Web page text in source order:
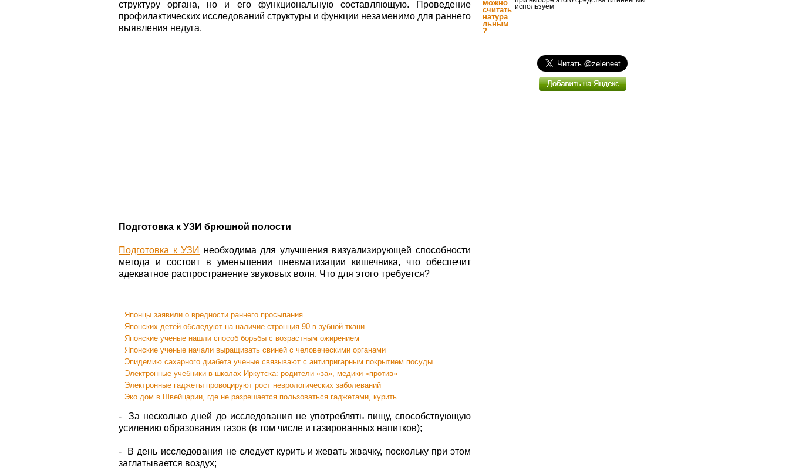
структуру органа, но и его функциональную составляющую. Проведение
профилактических исследований структуры и функции незаменимо для раннего
выявления недуга.
Подготовка к УЗИ брюшной полости
Подготовка к УЗИ
необходима для улучшения визуализирующей способности
метода и состоит в уменьшении пневматизации кишечника, что обеспечит
адекватное распространение звуковых волн. Что для этого требуется?
Японцы заявили о вредности раннего просыпания
Японских детей обследуют на наличие стронция-90 в зубной ткани
Японские ученые нашли способ борьбы с возрастным ожирением
Японские ученые начали выращивать свиней с человеческими органами
Эпидемию сахарного диабета ученые связывают с антипригарным покрытием посуды
Электронные учебники в школах Иркутска: родители «за», медики «против»
Электронные гаджеты провоцируют рост неврологических заболеваний
Эко дом в Швейцарии, где не разрешается пользоваться гаджетами, курить
- За несколько дней до исследования не употреблять пищу, способствующую
усилению образования газов (в том числе и газированных напитков);
- В день исследования не следует курить и жевать жвачку, поскольку при этом
заглатывается воздух;
используем